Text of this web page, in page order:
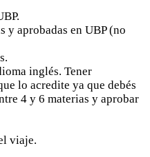
y aprobadas en UBP (no
inglés. Tener
lo acredite ya que debés
4 y 6 materias y aprobar
viaje.